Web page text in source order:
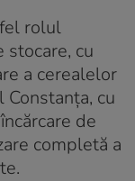
rolul
stocare, cu
a cerealelor
cu
de
completă a